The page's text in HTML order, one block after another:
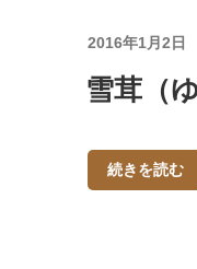
投
日:
2016年1月2日
雪茸（
続きを読む